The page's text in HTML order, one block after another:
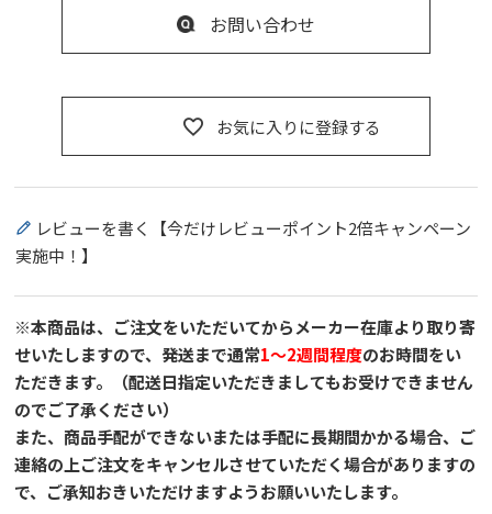
お気に入りに登録する
お問い合わせ
レビューを書く【今だけレビューポイント2倍キャンペーン
実施中！】
※本商品は、ご注文をいただいてからメーカー在庫より取り寄
せいたしますので、発送まで通常1～2週間程度のお時間をい
ただきます。（配送日指定いただきましてもお受けできません
のでご了承ください）
また、商品手配ができないまたは手配に長期間かかる場合、ご
連絡の上ご注文をキャンセルさせていただく場合がありますの
で、ご承知おきいただけますようお願いいたします。